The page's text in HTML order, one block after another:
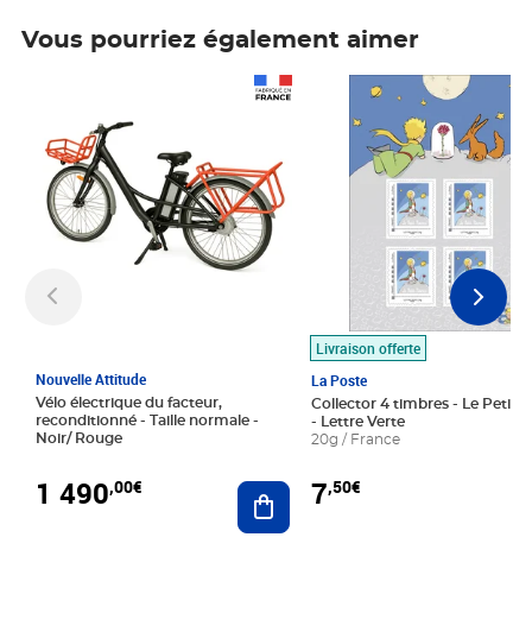
Vous pourriez également aimer
Nouvelle Attitude
Vélo électrique du facteur,
reconditionné - Taille normale -
Noir/ Rouge
1 490,00€ Ajouter au panier
Livraison offerte
La Poste
Collector 4 timbres - Le Petit
- Lettre Verte
20g / France
7,50€
Prix 7,50€